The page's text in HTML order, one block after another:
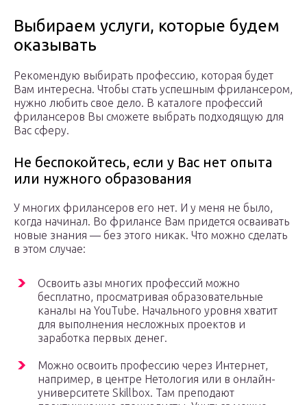
Выбираем услуги, которые будем
оказывать
Рекомендую выбирать профессию, которая будет
Вам интересна. Чтобы стать успешным фрилансером,
нужно любить свое дело. В каталоге профессий
фрилансеров Вы сможете выбрать подходящую для
Вас сферу.
Не беспокойтесь, если у Вас нет опыта
или нужного образования
У многих фрилансеров его нет. И у меня не было,
когда начинал. Во фрилансе Вам придется осваивать
новые знания — без этого никак. Что можно сделать
в этом случае:
Освоить азы многих профессий можно
бесплатно, просматривая образовательные
каналы на YouTube. Начального уровня хватит
для выполнения несложных проектов и
заработка первых денег.
Можно освоить профессию через Интернет,
например, в центре Нетология или в онлайн-
университете Skillbox. Там преподают